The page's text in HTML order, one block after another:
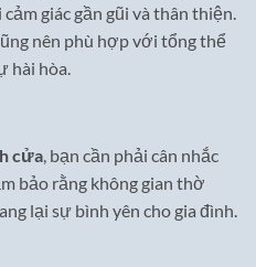
giác gần gũi và thân thiện.
nên phù hợp với tổng thể
hài hòa.
cửa, bạn cần phải cân nhắc
bảo rằng không gian thờ
lại sự bình yên cho gia đình.